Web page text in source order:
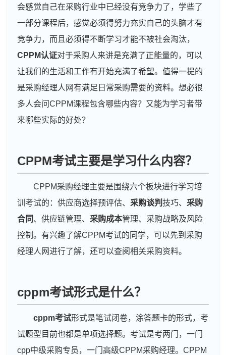
会感觉自己在采购行业中已经没有竞争力了，学些了
一部分课程后，感觉必须得努力充实自己的头脑才有
竞争力，而且必须得不断学习才能不被社会淘汰，
CPPM认证对于采购人来讲是充满了正能量的，可以
让我们的生活和工作有开始充满了希望。值得一提的
是采购经理人网有满足日常采购需要的资料。想必很
多人会问CPPM课程包含哪些内容？又能为学习者带
来哪些实际的好处？
CPPM考试主要是学习什么内容？
CPPM采购经理主要是围绕六个板块进行学习培
训考试的：供应商选择预评估、 采购谈判技巧、 采购
合同 、供应链管理、 采购成本管理、采购战略及风险
控制。有兴趣了解CPPM考试的同学，可以先到采购
经理人网进行了解，还可以查阅相关采购资料。
cppm考试形式是什么？
cppm考试形式是笔试闭卷，涂答题卡的形式，考
试题型目前也都是单项选择题。考试是考两门，一门
cpp中级采购专员，一门高级CPPM采购经理。CPPM